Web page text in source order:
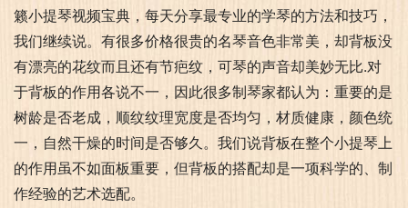
籁小提琴视频宝典，每天分享最专业的学琴的方法和技巧，
我们继续说。有很多价格很贵的名琴音色非常美，却背板没
有漂亮的花纹而且还有节疤纹，可琴的声音却美妙无比.对
于背板的作用各说不一，因此很多制琴家都认为：重要的是
树龄是否老成，顺纹纹理宽度是否均匀，材质健康，颜色统
一，自然干燥的时间是否够久。我们说背板在整个小提琴上
的作用虽不如面板重要，但背板的搭配却是一项科学的、制
作经验的艺术选配。